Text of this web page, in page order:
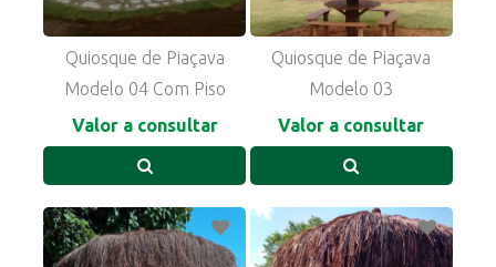
Quiosque de Piaçava
Modelo 04 Com Piso
Valor a consultar
Quiosque de Piaçava
Modelo 03
Valor a consultar